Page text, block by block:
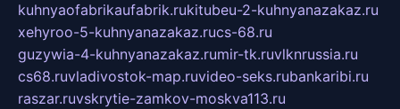
kuhnyaofabrikaufabrik.rukitubeu-2-kuhnyanazakaz.ru
xehyroo-5-kuhnyanazakaz.rucs-68.ru
guzywia-4-kuhnyanazakaz.rumir-tk.ruvlknrussia.ru
cs68.ruvladivostok-map.ruvideo-seks.rubankaribi.ru
raszar.ruvskrytie-zamkov-moskva113.ru